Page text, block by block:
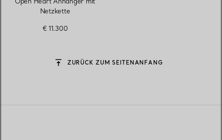
Netzkette
€ 11.300
ZURÜCK ZUM SEITENANFANG